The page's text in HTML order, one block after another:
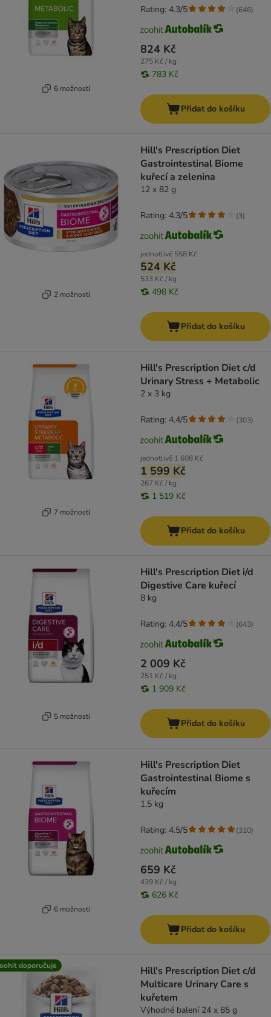
6 možností
824 Kč
275 Kč / kg
783 Kč
Rating: 4.3/5 (646)
Přidat do košíku
2 možností
Hill's Prescription Diet
Gastrointestinal Biome
kuřecí a zelenina
12 x 82 g
jednotlivě 558 Kč
524 Kč
533 Kč / kg
498 Kč
Rating: 4.3/5 (3)
Přidat do košíku
7 možností
Hill's Prescription Diet c/d
Urinary Stress + Metabolic
2 x 3 kg
jednotlivě 1 608 Kč
1 599 Kč
267 Kč / kg
1 519 Kč
Rating: 4.4/5 (303)
Přidat do košíku
5 možností
Hill's Prescription Diet i/d
Digestive Care kuřecí
8 kg
2 009 Kč
251 Kč / kg
1 909 Kč
Rating: 4.4/5 (643)
Přidat do košíku
6 možností
Hill's Prescription Diet
Gastrointestinal Biome s
kuřecím
1,5 kg
659 Kč
439 Kč / kg
626 Kč
Rating: 4.5/5 (310)
Přidat do košíku
doporučuje
Hill's Prescription Diet c/d
Multicare Urinary Care s
kuřetem
Výhodné balení 24 x 85 g